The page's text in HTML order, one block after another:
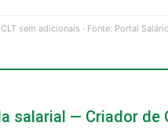
sem adicionais · Fonte: Portal
salarial — Criador de